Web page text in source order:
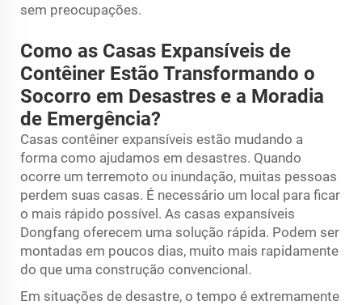
sem preocupações.
Como as Casas Expansíveis de
Contêiner Estão Transformando o
Socorro em Desastres e a Moradia
de Emergência?
Casas contêiner expansíveis estão mudando a
forma como ajudamos em desastres. Quando
ocorre um terremoto ou inundação, muitas pessoas
perdem suas casas. É necessário um local para ficar
o mais rápido possível. As casas expansíveis
Dongfang oferecem uma solução rápida. Podem ser
montadas em poucos dias, muito mais rapidamente
do que uma construção convencional.
Em situações de desastre, o tempo é extremamente